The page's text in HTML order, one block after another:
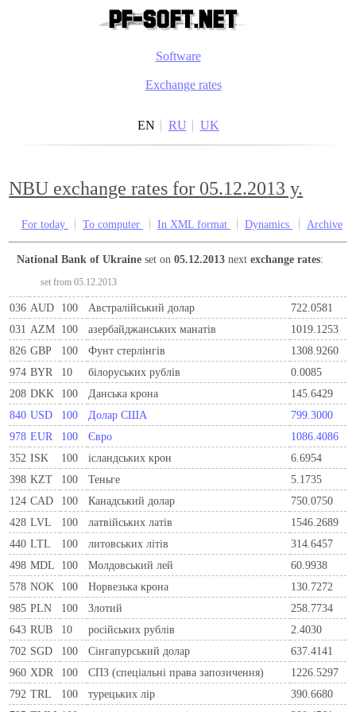
Software
Exchange rates
EN RU UK
NBU exchange rates for 05.12.2013 y.
For today To computer In XML format Dynamics Archive
National Bank of Ukraine set on05.12.2013 nextexchange rates:
set from 05.12.2013
036 AUD 100 Австралійський долар
722.0581
031 AZM 100 азербайджанських манатів
1019.1253
826 GBP 100 Фунт стерлінгів
1308.9260
974 BYR 10 білоруських рублів
0.0085
208 DKK 100 Данська крона
145.6429
840 USD 100 Долар США
799.3000
978 EUR 100 Євро
1086.4086
352 ISK 100 ісландських крон
6.6954
398 KZT 100 Теньге
5.1735
124 CAD 100 Канадський долар
750.0750
428 LVL 100 латвійських латів
1546.2689
440 LTL 100 литовських літів
314.6457
498 MDL 100 Молдовський лей
60.9938
578 NOK 100 Норвезька крона
130.7272
985 PLN 100 Злотий
258.7734
643 RUB 10 російських рублів
2.4030
702 SGD 100 Сінгапурський долар
637.4141
960 XDR 100 СПЗ (спеціальні права запозичення)
1226.5297
792 TRL 100 турецьких лір
390.6680